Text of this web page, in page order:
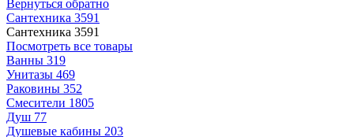
Вернуться обратно
Сантехника 3591
Сантехника 3591
Посмотреть все товары
Ванны 319
Унитазы 469
Раковины 352
Смесители 1805
Душ 77
Душевые кабины 203